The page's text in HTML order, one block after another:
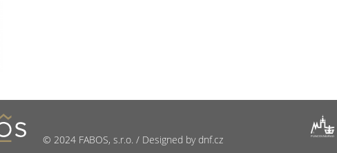
© 2024 FABOS, s.r.o. / Designed by dnf.cz PUNCOVNÍ ÚŘAD